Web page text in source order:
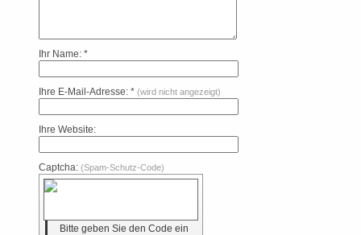
Ihr Name: *
Ihre E-Mail-Adresse: * (wird nicht angezeigt)
Ihre Website:
Captcha: (Spam-Schutz-Code)
Bitte geben Sie den Code ein